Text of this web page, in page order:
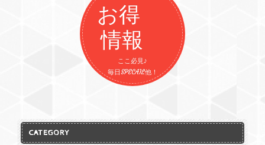
お得
情報
ここ必見♪
毎日SPECAIL他！
CATEGORY